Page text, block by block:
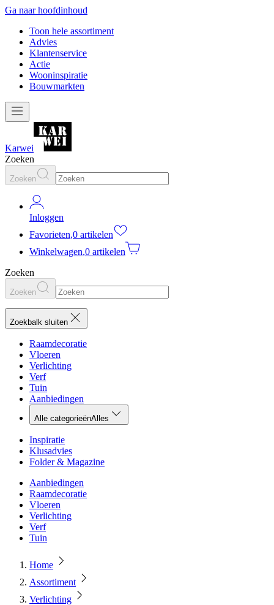
Ga naar hoofdinhoud
Toon hele assortiment
Advies
Klantenservice
Actie
Wooninspiratie
Bouwmarkten
Karwei
Zoeken
Zoeken
Inloggen
Favorieten,0 artikelen
Winkelwagen,0 artikelen
Zoeken
Zoeken
Zoekbalk sluiten
Raamdecoratie
Vloeren
Verlichting
Verf
Tuin
Aanbiedingen
Alle categorieënAlles
Inspiratie
Klusadvies
Folder & Magazine
Aanbiedingen
Raamdecoratie
Vloeren
Verlichting
Verf
Tuin
Home
Assortiment
Verlichting